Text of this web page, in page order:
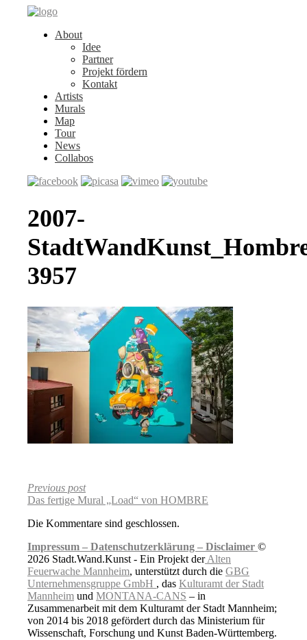
About
Idee
Partner
Projekt fördern
Kontakt
Artists
Murals
Map
Tour
News
Collabos
2007-
3957
Previous post
Das fertige Mural „Load“ von HOMBRE
Die Kommentare sind geschlossen.
Impressum – Datenschutzerklärung – Disclaimer ©
2026 Stadt.Wand.Kunst - Ein Projekt derAlten
Feuerwache Mannheim, unterstützt durch die GBG
Unternehmensgruppe GmbH , das Kulturamt der Stadt
Mannheim und MONTANA-CANS – in
Zusammenarbeit mit dem Kulturamt der Stadt Mannheim;
von 2014 bis 2018 gefördert durch das Ministerium für
Wissenschaft, Forschung und Kunst Baden-Württemberg.